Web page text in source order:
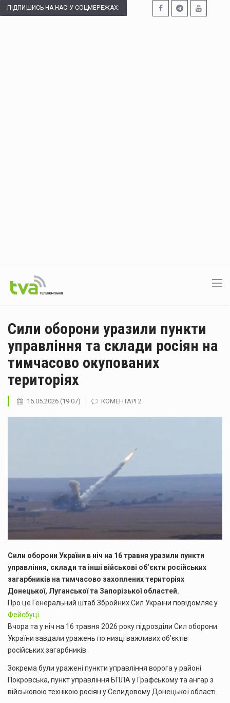
ПІДПИШИСЬ НА НАС У СОЦМЕРЕЖАХ:
Сили оборони уразили пункти
управління та склади росіян на
тимчасово окупованих
територіях
16.05.2026 (19:07) КОМЕНТАРІ 2
Сили оборони України в ніч на 16 травня уразили пункти
управління, склади та інші військові об’єкти російських
загарбників на тимчасово захоплених територіях
Донецької, Луганської та Запорізької областей.
Про це Генеральний штаб Збройних Сил України повідомляє у
Фейсбуці
Вчора та у ніч на 16 травня 2026 року підрозділи Сил оборони
України завдали уражень по низці важливих об’єктів
російських загарбників.
Зокрема були уражені пункти управління ворога у районі
Покровська, пункт управління БПЛА у Графському та ангар з
військовою технікою росіян у Селидовому Донецької області.